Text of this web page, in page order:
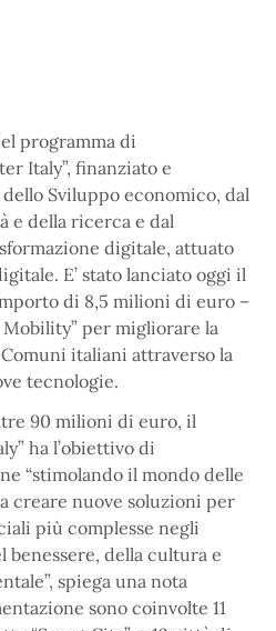
programma di
Italy”, finanziato e
Sviluppo economico, dal
e della ricerca e dal
digitale, attuato
E’ stato lanciato oggi il
di 8,5 milioni di euro –
Mobility” per migliorare la
italiani attraverso la
tecnologie.
90 milioni di euro, il
ha l’obiettivo di
“stimolando il mondo delle
creare nuove soluzioni per
più complesse negli
benessere, della cultura e
spiega una nota
sono coinvolte 11